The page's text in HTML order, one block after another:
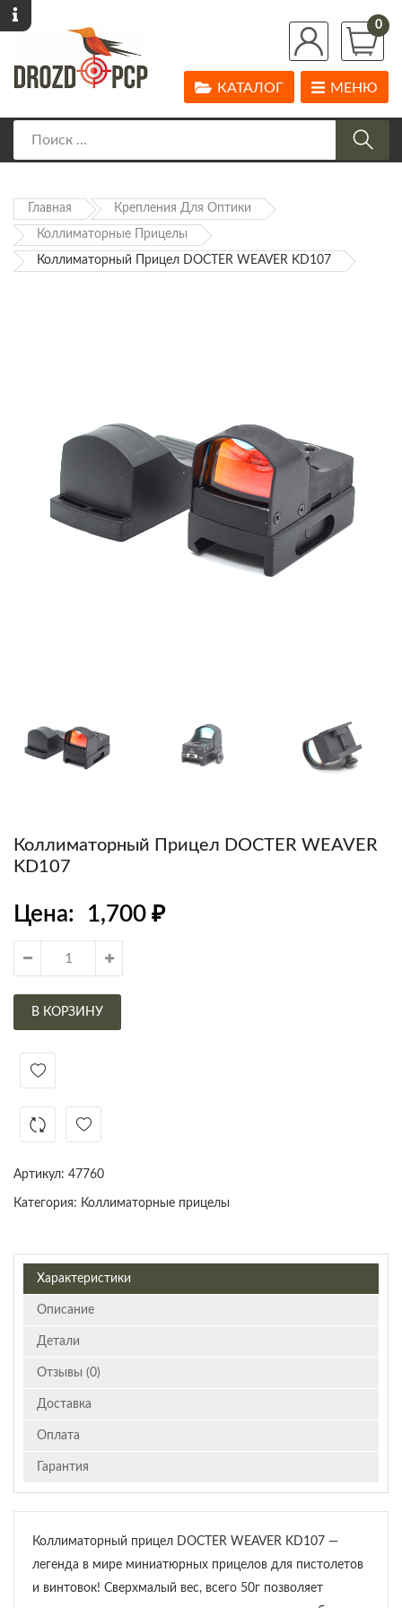
0
МЕНЮ
КАТАЛОГ
Главная Крепления Для Оптики
Коллиматорные Прицелы
Коллиматорный Прицел DOCTER WEAVER KD107
Коллиматорный Прицел DOCTER WEAVER
KD107
Цена: 1,700 ₽
В КОРЗИНУ
Артикул: 47760
Категория: Коллиматорные прицелы
Характеристики
Описание
Детали
Отзывы (0)
Доставка
Оплата
Гарантия
Коллиматорный прицел DOCTER WEAVER KD107 —
легенда в мире миниатюрных прицелов для пистолетов
и винтовок! Сверхмалый вес, всего 50г позволяет